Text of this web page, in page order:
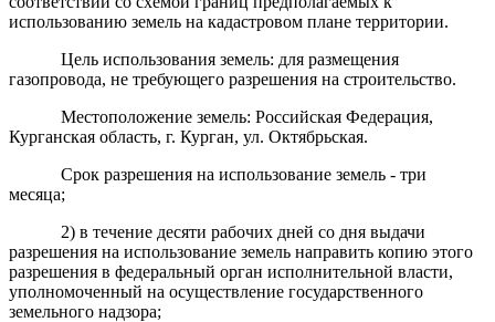
использованию земель на кадастровом плане территории.
Цель использования земель: для размещения
газопровода, не требующего разрешения на строительство.
Местоположение земель: Российская Федерация,
Курганская область, г. Курган, ул. Октябрьская.
Срок разрешения на использование земель - три
месяца;
2) в течение десяти рабочих дней со дня выдачи
разрешения на использование земель направить копию этого
разрешения в федеральный орган исполнительной власти,
уполномоченный на осуществление государственного
земельного надзора;